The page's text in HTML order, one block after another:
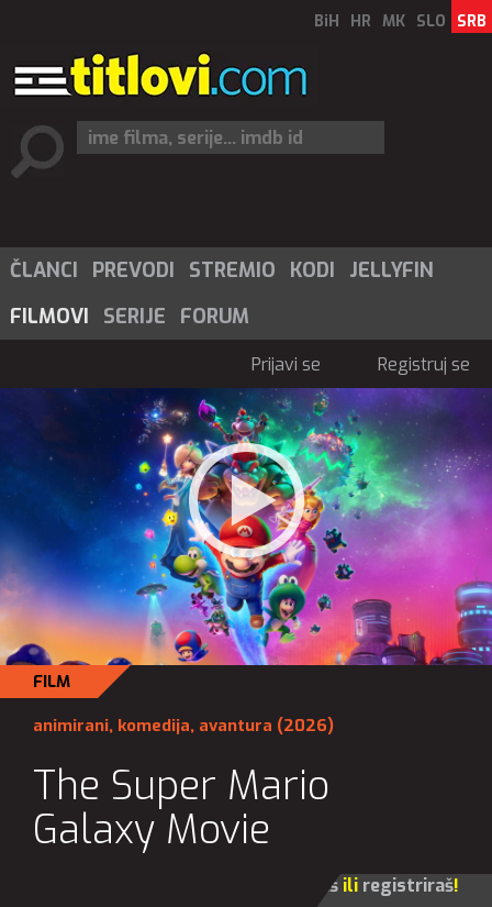
BiH HR MK SLO SRB
ČLANCI PREVODI STREMIO KODI
JELLYFIN
FILMOVI
SERIJE FORUM
Prijavi se Registruj se
FILM
animirani, komedija, avantura (2026)
The Super Mario
Galaxy Movie
prijaviš ili registriraš!